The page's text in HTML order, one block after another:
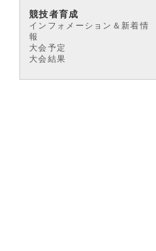
競技者育成
インフォメーション＆新着情
報
大会予定
大会結果